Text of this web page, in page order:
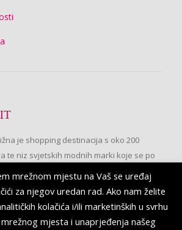
je shopping destinacija s oko 200
te niz svjetskih modnih marki koje se po
mrežnom mjestu na Vaš se uređaj
za njegov uredan rad. Ako nam želite
kolačića i/ili marketinških u svrhu
mjesta i unaprjeđenja našeg